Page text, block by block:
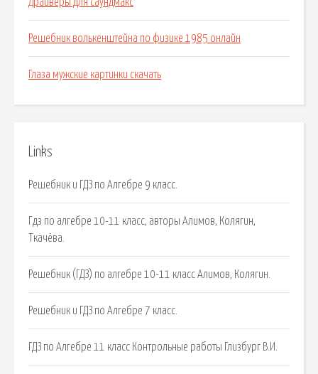
Драйверы для саундмакс
Решебник волькенштейна по физике 1985 онлайн
Глаза мужские картинки скачать
Links
Решебник и ГДЗ по Алгебре 9 класс.
Гдз по алгебре 10-11 класс, авторы Алимов, Колягин,
Ткачёва.
Решебник (ГДЗ) по алгебре 10-11 класс Алимов, Колягин.
Решебник и ГДЗ по Алгебре 7 класс.
ГДЗ по Алгебре 11 класс Контрольные работы Глизбург В.И.